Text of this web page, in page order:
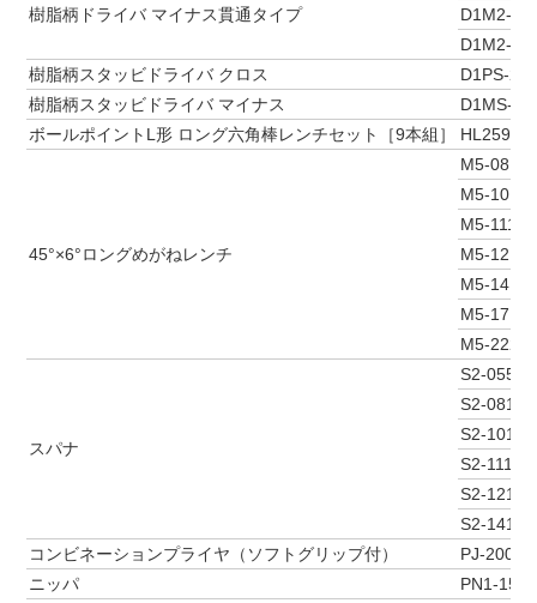
樹脂柄ドライバ マイナス貫通タイプ
D1M2-6
D1M2-8
樹脂柄スタッビドライバ クロス
D1PS-2
樹脂柄スタッビドライバ マイナス
D1MS-6
ボールポイントL形 ロング六角棒レンチセット［9本組］
45°×6°ロングめがねレンチ
M5-0810
M5-1012
M5-1113
M5-1214
M5-1417
M5-1719
M5-2224
スパナ
S2-05507
S2-0810
S2-1012
S2-1113
S2-1214
S2-1417
コンビネーションプライヤ（ソフトグリップ付）
PJ-200
ニッパ
PN1-150